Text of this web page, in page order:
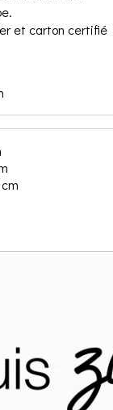
et carton certifié